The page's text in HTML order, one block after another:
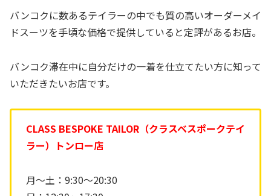
バンコクに数あるテイラーの中でも質の高いオーダーメイ
ドスーツを手頃な価格で提供していると定評があるお店。
バンコク滞在中に自分だけの一着を仕立てたい方に知って
いただきたいお店です。
CLASS BESPOKE TAILOR（クラスベスポークテイ
ラー）トンロー店
月〜土：9:30〜20:30